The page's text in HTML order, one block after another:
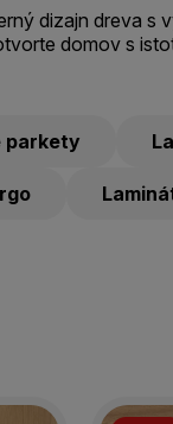
dizajn dreva s
domov s
parkety